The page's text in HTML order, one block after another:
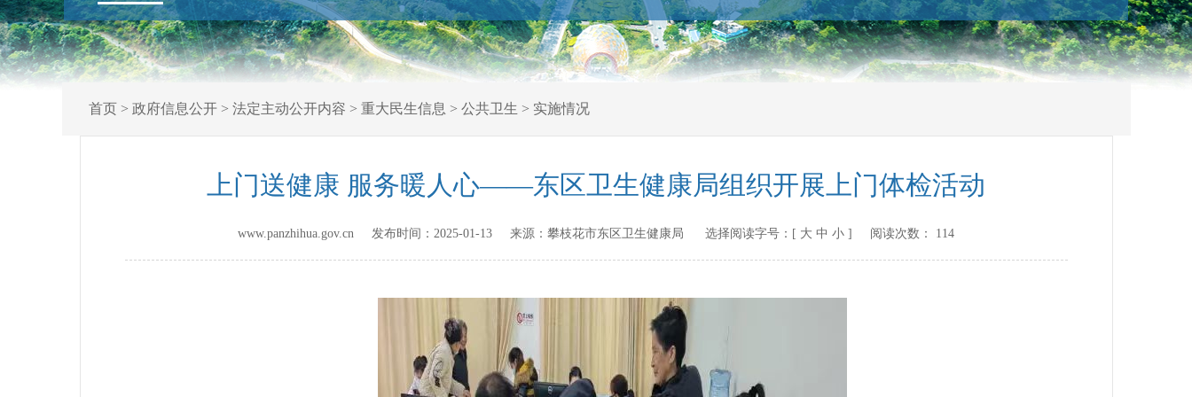
首页> 政府信息公开> 法定主动公开内容 > 重大民生信息 > 公共卫生 > 实施情况
上门送健康 服务暖人心——东区卫生健康局组织开展上门体检活动
www.panzhihua.gov.cn 发布时间： 2025-01-13 来源： 攀枝花市东区卫生健康局 选择阅读字号：[ 大 中 小 ] 阅读次数： 114